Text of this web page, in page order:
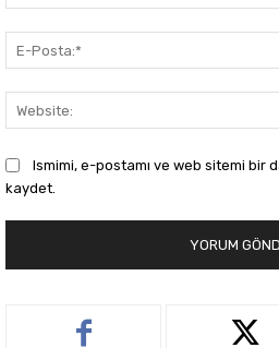
Ismimi, e-postamı ve web sitemi bir
kaydet.